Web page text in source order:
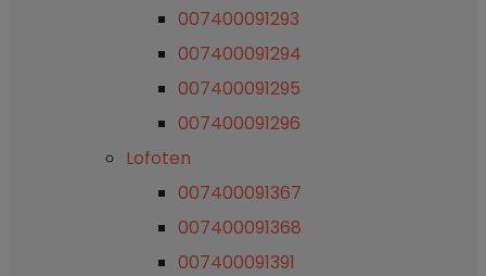
007400091293
007400091294
007400091295
007400091296
Lofoten
007400091367
007400091368
007400091391